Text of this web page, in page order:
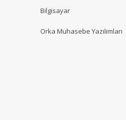
Bilgisayar
Orka Muhasebe Yazılımları